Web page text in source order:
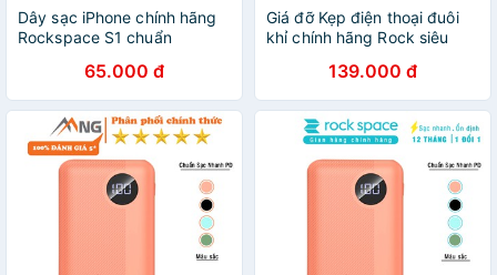
Dây sạc iPhone chính hãng
Rockspace S1 chuẩn
nóng máy bảo hành 1 năm 1
đổi 1
65.000 đ
Giá đỡ Kẹp điện thoại đuôi
khỉ chính hãng Rock siêu
139.000 đ